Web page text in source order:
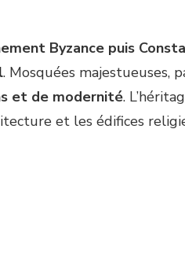
Byzance puis
. Mosquées majestueuses,
et de modernité.
et les édifices